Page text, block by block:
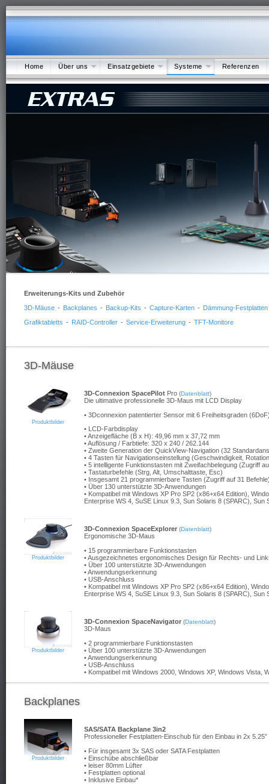
Home Über uns Einsatzgebiete Systeme Referenzen
Erweiterungs-Kits und Zubehör
3D-Mäuse - Backplanes - Backup-Kits - Capture-Karten - Dämmung-Festplatten
Grafiktabletts - RAID-Controller - Service-Erweiterung - TFT-Monitore
3D-Mäuse
Produktbilder
3D-Connexion SpacePilot Pro (Datenblatt)
Die ultimative professionelle 3D-Maus mit LCD Display
• 3Dconnexion patentierter Sensor mit 6 Freiheitsgraden
• LCD-Farbdisplay
• Anzeigefläche (B x H): 49,96 mm x 37,72 mm
• Auflösung / Farbtiefe: 320 x 240 / 262.144
• Zweite Generation der QuickView-Navigation (32
• 4 Tasten für Navigationseinstellung (Geschwindigkeit,
• 5 intelligente Funktionstasten mit Zweifachbelegung (Zugriff
• Tastaturbefehle (Strg, Alt, Umschalttaste, Esc)
• Insgesamt 21 programmierbare Tasten (Zugriff auf 31
• Über 130 unterstützte 3D-Anwendungen
• Kompatibel mit Windows XP Pro SP2 (x86+x64 Edition),
Enterprise WS 4, SuSE Linux 9.3, Sun Solaris 8 (SPARC), Sun
Produktbilder
3D-Connexion SpaceExplorer (Datenblatt)
Ergonomische 3D-Maus
• 15 programmierbare Funktionstasten
• Ausgezeichnetes ergonomisches Design für Rechts- und
• Über 100 unterstützte 3D-Anwendungen
• Anwendungserkennung
• USB-Anschluss
• Kompatibel mit Windows XP Pro SP2 (x86+x64 Edition),
Enterprise WS 4, SuSE Linux 9.3, Sun Solaris 8 (SPARC), Sun
Produktbilder
3D-Connexion SpaceNavigator (Datenblatt)
3D-Maus
• 2 programmierbare Funktionstasten
• Über 100 unterstützte 3D-Anwendungen
• Anwendungserkennung
• USB-Anschluss
• Kompatibel mit Windows 2000, Windows XP, Windows Vista,
Backplanes
Produktbilder
SAS/SATA Backplane 3in2
Professioneller Festplatten-Einschub für den Einbau in 2x
• Für insgesamt 3x SAS oder SATA Festplatten
• Einschübe abschließbar
• leiser 80mm Lüfter
• Festplatten optional
• Inklusive Einbau*